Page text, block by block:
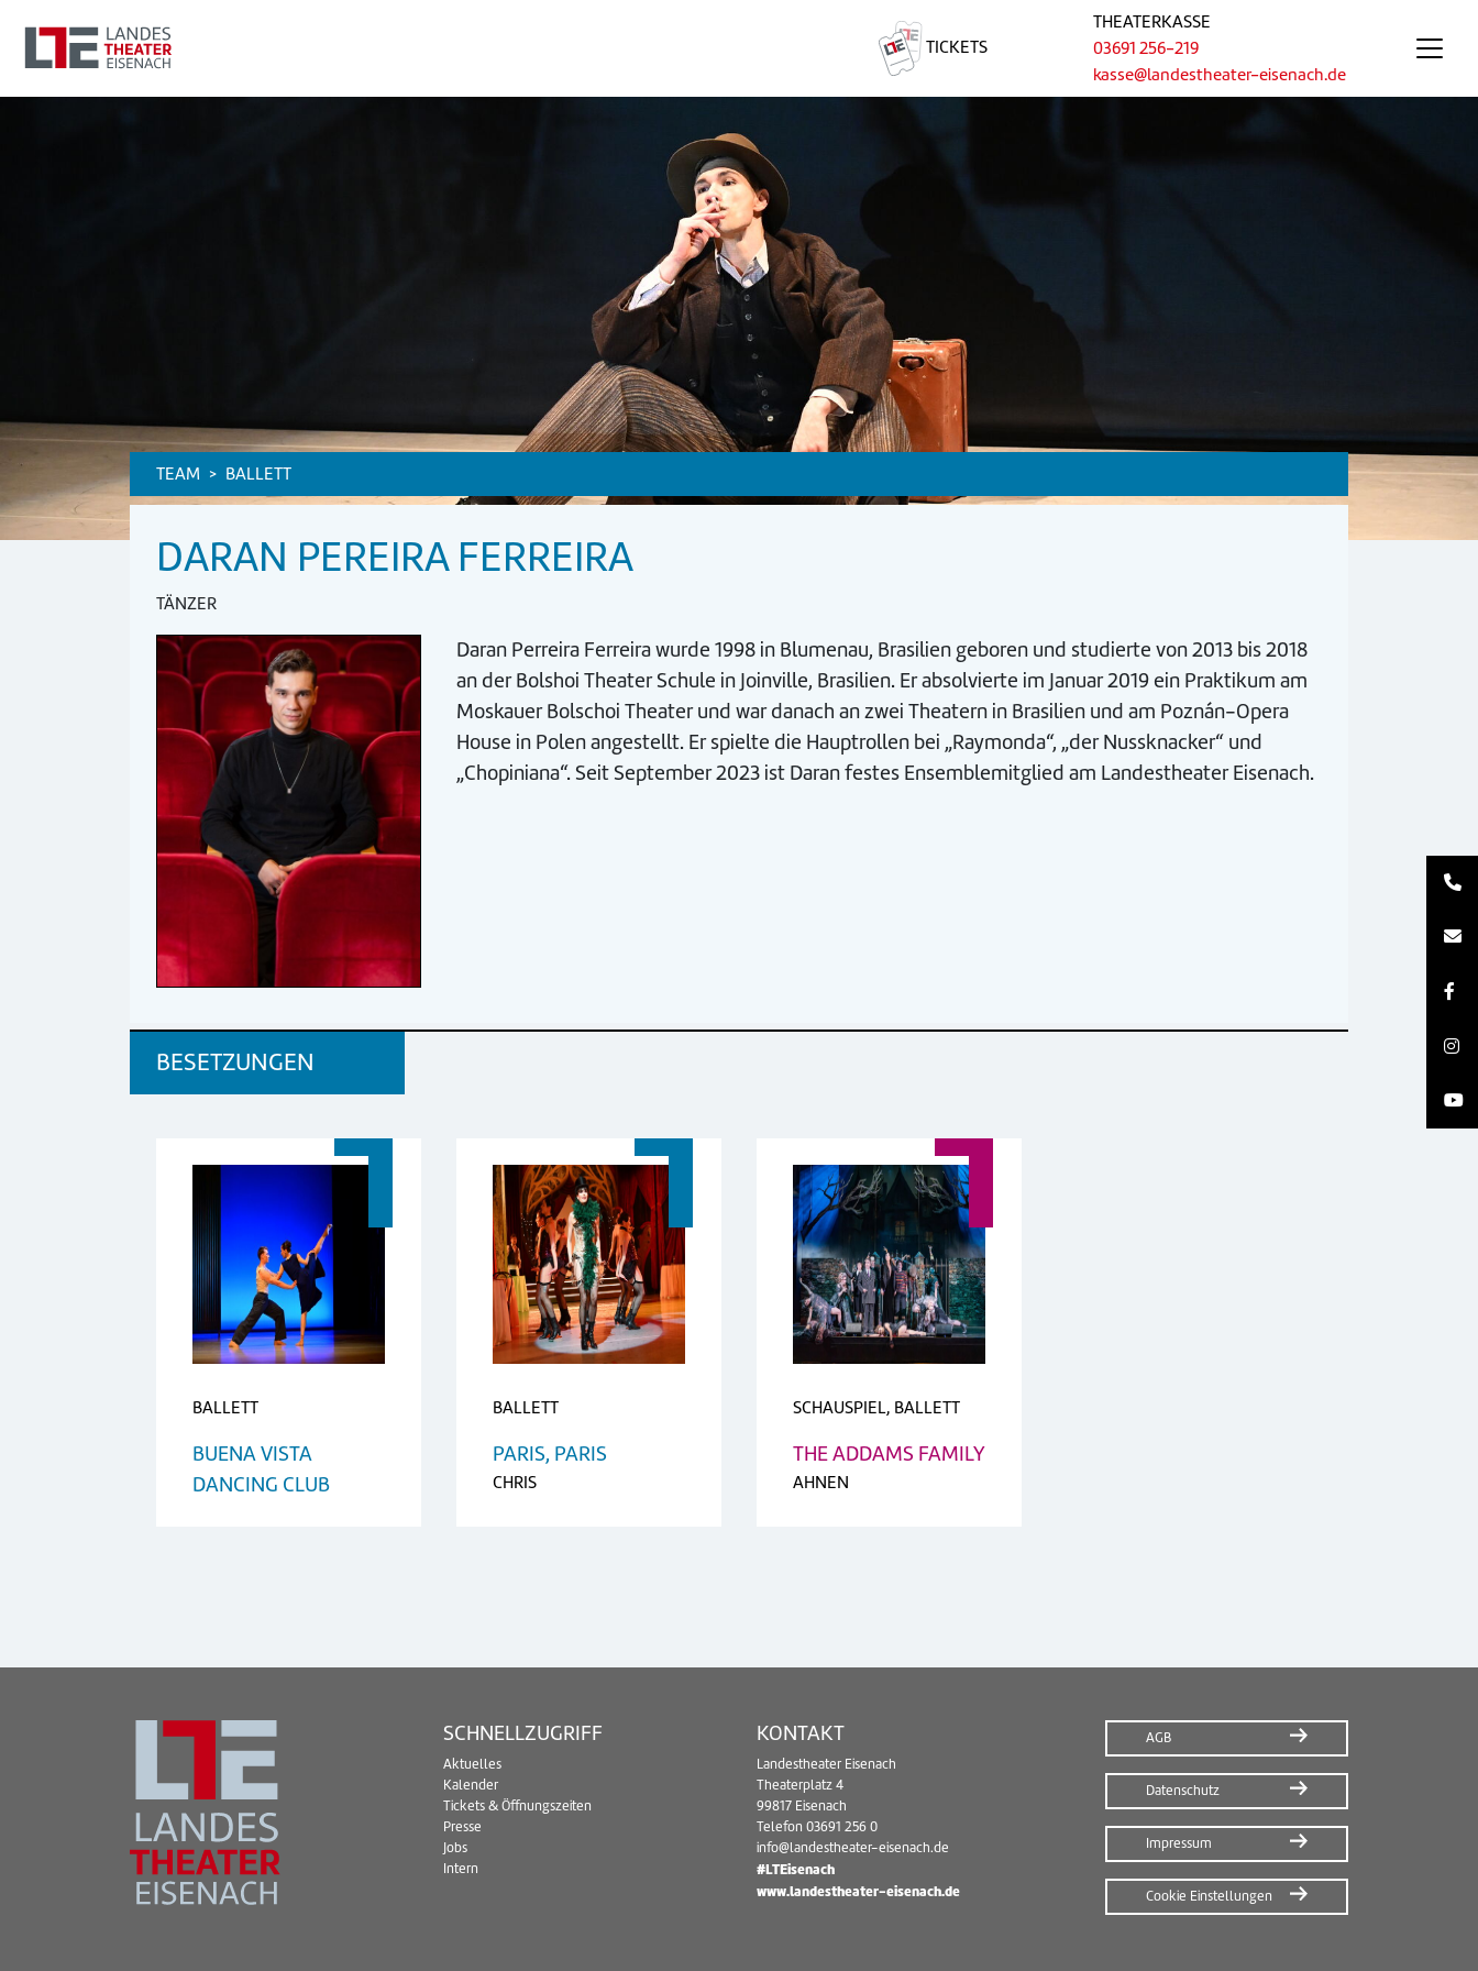
TICKETS
THEATERKASSE
03691 256-219
kasse@landestheater-eisenach.de
TEAM BALLETT
DARAN PEREIRA FERREIRA
TÄNZER
Daran Perreira Ferreira wurde 1998 in Blumenau, Brasilien geboren und studierte von 2013 bis 2018
an der Bolshoi Theater Schule in Joinville, Brasilien. Er absolvierte im Januar 2019 ein Praktikum am
Moskauer Bolschoi Theater und war danach an zwei Theatern in Brasilien und am Poznán-Opera
House in Polen angestellt. Er spielte die Hauptrollen bei „Raymonda“, „der Nussknacker“ und
„Chopiniana“. Seit September 2023 ist Daran festes Ensemblemitglied am Landestheater Eisenach.
BESETZUNGEN
BALLETT
BUENA VISTA
DANCING CLUB
BALLETT
PARIS, PARIS
CHRIS
SCHAUSPIEL, BALLETT
THE ADDAMS FAMILY
AHNEN
SCHNELLZUGRIFF
Aktuelles
Kalender
Tickets & Öffnungszeiten
Presse
Jobs
Intern
KONTAKT
Landestheater Eisenach
Theaterplatz 4
99817 Eisenach
Telefon 03691 256 0
info@landestheater-eisenach.de
#LTEisenach
www.landestheater-eisenach.de
AGB
Datenschutz
Impressum
Cookie Einstellungen